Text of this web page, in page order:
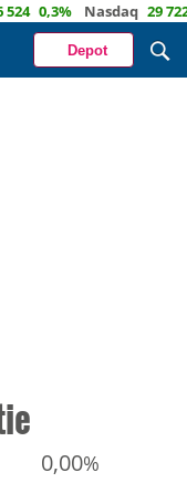
0,3% Nasdaq 29 722
Depot
0,00%